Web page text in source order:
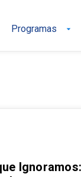
Programas arrow_drop_down